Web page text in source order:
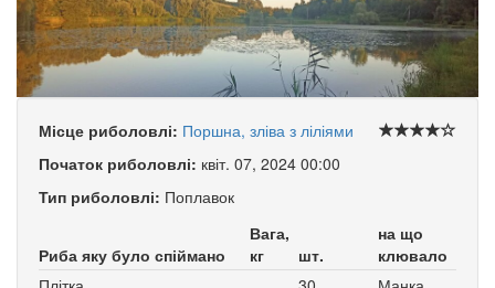
Місце риболовлі: Поршна, зліва з ліліями
Початок риболовлі: квіт. 07, 2024 00:00
Тип риболовлі: Поплавок
Риба яку було спіймано
Вага,
кг
шт.
на що
клювало